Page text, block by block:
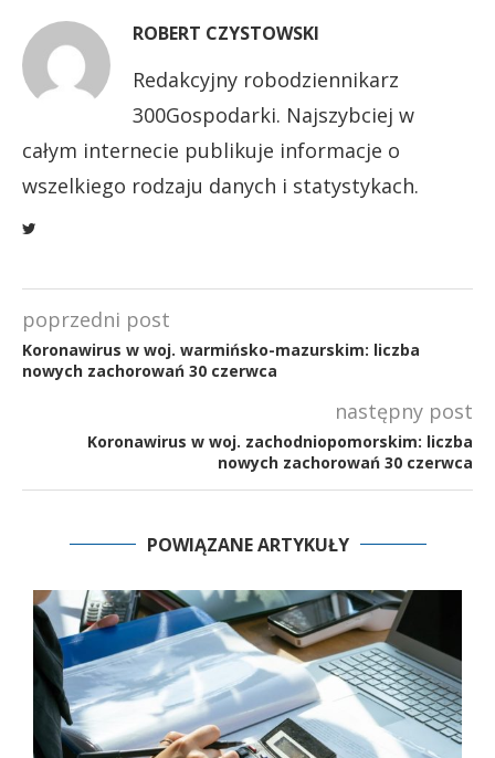
ROBERT CZYSTOWSKI
Redakcyjny robodziennikarz
300Gospodarki. Najszybciej w
całym internecie publikuje informacje o
wszelkiego rodzaju danych i statystykach.
poprzedni post
Koronawirus w woj. warmińsko-mazurskim: liczba
nowych zachorowań 30 czerwca
następny post
Koronawirus w woj. zachodniopomorskim: liczba
nowych zachorowań 30 czerwca
POWIĄZANE ARTYKUŁY